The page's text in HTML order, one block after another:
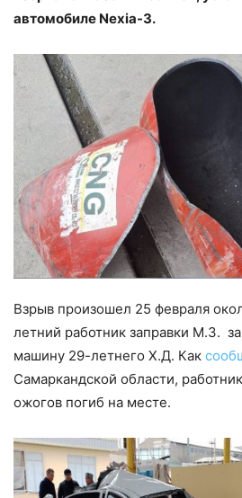
автомобиле Nexia-3.
Взрыв произошел 25 февраля
летний работник заправки М.З.
машину 29-летнего Х.Д. Как
Самаркандской области,
ожогов погиб на месте.